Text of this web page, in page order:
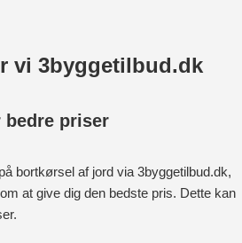
vi 3byggetilbud.dk
bedre priser
bortkørsel af jord via 3byggetilbud.dk,
at give dig den bedste pris. Dette kan